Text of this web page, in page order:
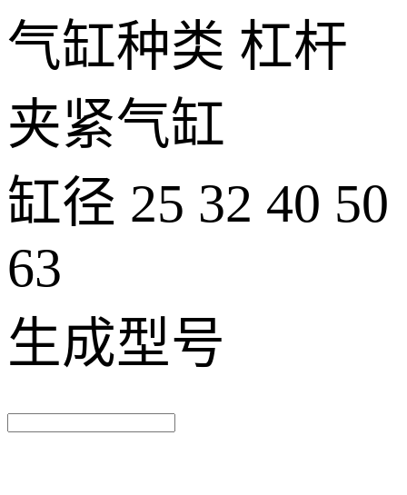
气缸种类 杠杆
夹紧气缸
缸径 25 32 40 50
63
生成型号